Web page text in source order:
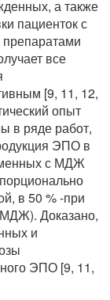
а также
пациенток с
все
[9, 11, 12,
опыт
в ряде работ,
ЭПО в
с МДЖ
в 50 % -при
МДЖ). Доказано,
и
ЭПО [9, 11,